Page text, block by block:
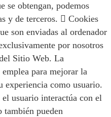
se obtengan, podemos
y de terceros.  Cookies
son enviadas al ordenador
por nosotros
Sitio Web. La
para mejorar la
experiencia como usuario.
usuario interactúa con el
también pueden